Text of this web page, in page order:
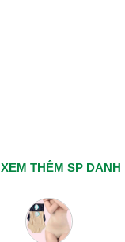
XEM THÊM SP